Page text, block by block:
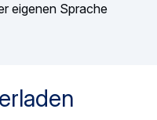
eigenen Sprache